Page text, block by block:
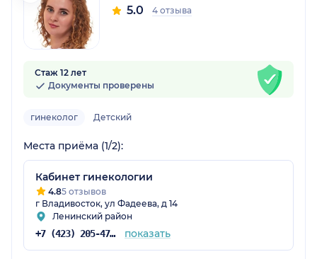
5.0 4 отзыва
Стаж 12 лет
Документы проверены
гинеколог Детский
Места приёма (1/2):
Кабинет гинекологии
4.85 отзывов
г Владивосток, ул Фадеева, д 14
Ленинский район
+7 (423) 205-47-13 показать